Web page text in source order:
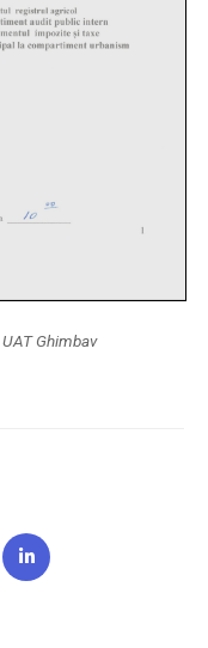
UAT Ghimbav